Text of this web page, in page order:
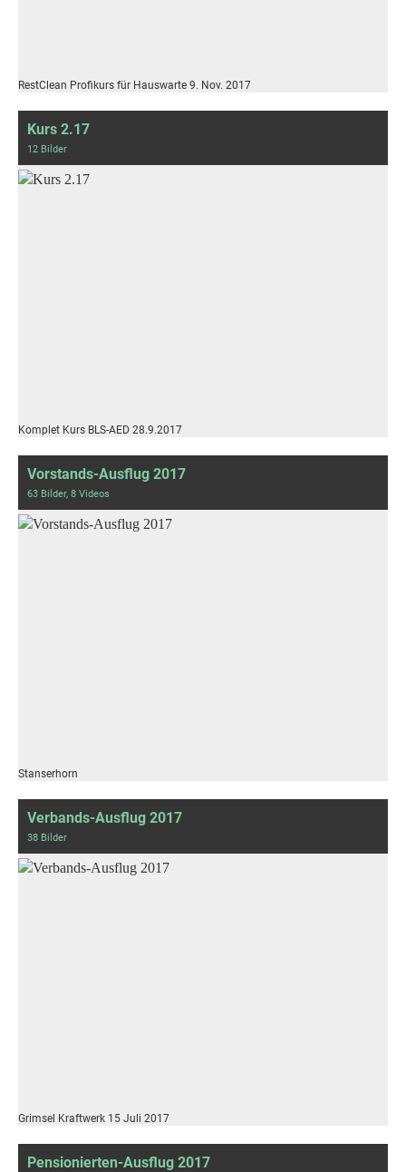
RestClean Profikurs für Hauswarte 9. Nov. 2017
Kurs 2.17
12 Bilder
Komplet Kurs BLS-AED 28.9.2017
Vorstands-Ausflug 2017
63 Bilder, 8 Videos
Stanserhorn
Verbands-Ausflug 2017
38 Bilder
Grimsel Kraftwerk 15 Juli 2017
Pensionierten-Ausflug 2017